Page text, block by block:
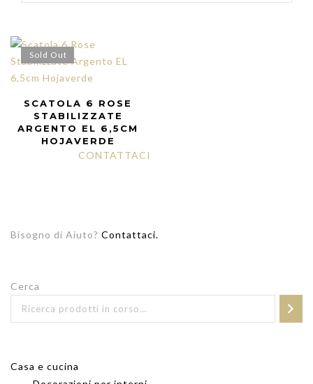
Sold Out
SCATOLA 6 ROSE
STABILIZZATE
ARGENTO EL 6,5CM
HOJAVERDE
CONTATTACI
Bisogno di Aiuto? Contattaci.
Cerca
Casa e cucina